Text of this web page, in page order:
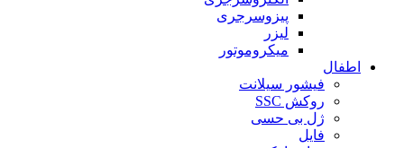
پیزوسرجری
لیزر
میکروموتور
اطفال
فیشور سیلانت
روکش SSC
ژل بی حسی
فایل